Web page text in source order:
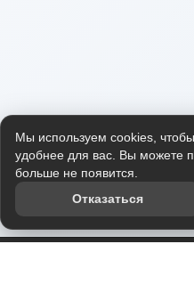
Мы используем cookies,
удобнее для вас. Вы можете
больше не появится.
Отказаться